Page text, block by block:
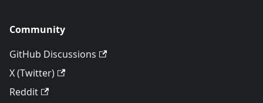
Community
GitHub Discussions
X (Twitter)
Reddit